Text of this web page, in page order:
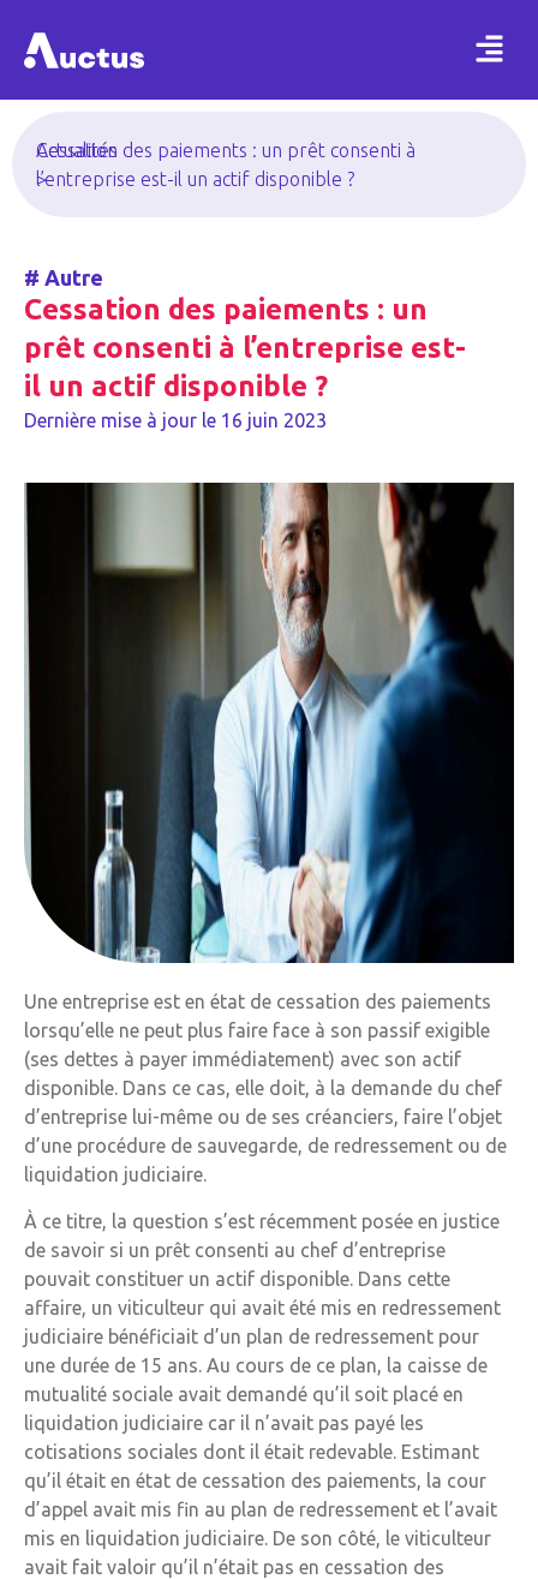
Actualités
>
Cessation des paiements : un prêt consenti à
l’entreprise est-il un actif disponible ?
# Autre
Cessation des paiements : un
prêt consenti à l’entreprise est-
il un actif disponible ?
Dernière mise à jour le 16 juin 2023
Une entreprise est en état de cessation des paiements
lorsqu’elle ne peut plus faire face à son passif exigible
(ses dettes à payer immédiatement) avec son actif
disponible. Dans ce cas, elle doit, à la demande du chef
d’entreprise lui-même ou de ses créanciers, faire l’objet
d’une procédure de sauvegarde, de redressement ou de
liquidation judiciaire.
À ce titre, la question s’est récemment posée en justice
de savoir si un prêt consenti au chef d’entreprise
pouvait constituer un actif disponible. Dans cette
affaire, un viticulteur qui avait été mis en redressement
judiciaire bénéficiait d’un plan de redressement pour
une durée de 15 ans. Au cours de ce plan, la caisse de
mutualité sociale avait demandé qu’il soit placé en
liquidation judiciaire car il n’avait pas payé les
cotisations sociales dont il était redevable. Estimant
qu’il était en état de cessation des paiements, la cour
d’appel avait mis fin au plan de redressement et l’avait
mis en liquidation judiciaire. De son côté, le viticulteur
avait fait valoir qu’il n’était pas en cessation des